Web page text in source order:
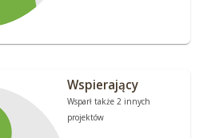
Wspierający
Wsparł także 2 innych
projektów